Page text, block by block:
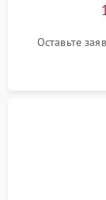
Не работают
Оставьте